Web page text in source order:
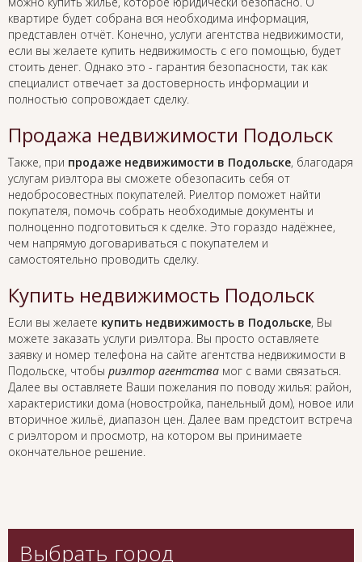
квартире будет собрана вся необходима информация,
представлен отчёт. Конечно, услуги агентства недвижимости,
если вы желаете купить недвижимость с его помощью, будет
стоить денег. Однако это - гарантия безопасности, так как
специалист отвечает за достоверность информации и
полностью сопровождает сделку.
Продажа недвижимости Подольск
Также, при продаже недвижимости в Подольске, благодаря
услугам риэлтора вы сможете обезопасить себя от
недобросовестных покупателей. Риелтор поможет найти
покупателя, помочь собрать необходимые документы и
полноценно подготовиться к сделке. Это гораздо надёжнее,
чем напрямую договариваться с покупателем и
самостоятельно проводить сделку.
Купить недвижимость Подольск
Если вы желаете купить недвижимость в Подольске, Вы
можете заказать услуги риэлтора. Вы просто оставляете
заявку и номер телефона на сайте агентства недвижимости в
Подольске, чтобы риэлтор агентства мог с вами связаться.
Далее вы оставляете Ваши пожелания по поводу жилья: район,
характеристики дома (новостройка, панельный дом), новое или
вторичное жильё, диапазон цен. Далее вам предстоит встреча
с риэлтором и просмотр, на котором вы принимаете
окончательное решение.
Выбрать город